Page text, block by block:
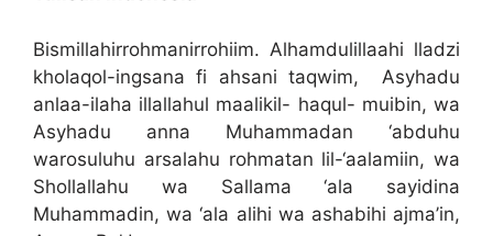
Bismillahirrohmanirrohiim. Alhamdulillaahi lladzi
kholaqol-ingsana fi ahsani taqwim, Asyhadu
anlaa-ilaha illallahul maalikil- haqul- muibin, wa
Asyhadu anna Muhammadan ‘abduhu
warosuluhu arsalahu rohmatan lil-‘aalamiin, wa
Shollallahu wa Sallama ‘ala sayidina
Muhammadin, wa ‘ala alihi wa ashabihi ajma’in,